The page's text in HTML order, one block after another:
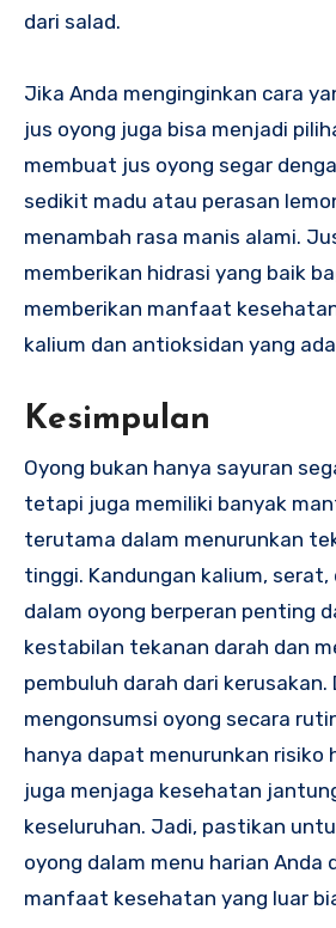
dari salad.
Jika Anda menginginkan cara
jus oyong juga bisa menjadi
membuat jus oyong segar
sedikit madu atau perasan
menambah rasa manis alami.
memberikan hidrasi yang baik
memberikan manfaat
kalium dan antioksidan yang
Kesimpulan
Oyong bukan hanya sayuran
tetapi juga memiliki banyak
terutama dalam menurunkan
tinggi. Kandungan kalium,
dalam oyong berperan penting
kestabilan tekanan darah dan
pembuluh darah dari kerusakan.
mengonsumsi oyong secara
hanya dapat menurunkan
juga menjaga kesehatan
keseluruhan. Jadi, pastikan
oyong dalam menu harian Anda
manfaat kesehatan yang luar